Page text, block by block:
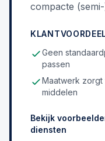
compacte
Geen
passen
Maatwerk
middelen
Bekijk
diensten